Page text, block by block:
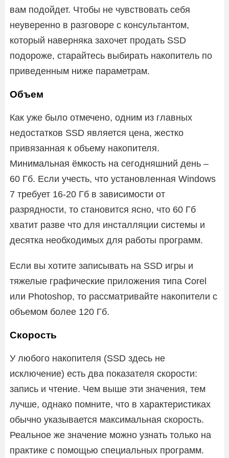
вам подойдет. Чтобы не чувствовать себя
неуверенно в разговоре с консультантом,
который наверняка захочет продать SSD
подороже, старайтесь выбирать накопитель по
приведенным ниже параметрам.
Объем
Как уже было отмечено, одним из главных
недостатков SSD является цена, жестко
привязанная к объему накопителя.
Минимальная ёмкость на сегодняшний день –
60 Гб. Если учесть, что установленная Windows
7 требует 16-20 Гб в зависимости от
разрядности, то становится ясно, что 60 Гб
хватит разве что для инсталляции системы и
десятка необходимых для работы программ.
Если вы хотите записывать на SSD игры и
тяжелые графические приложения типа Corel
или Photoshop, то рассматривайте накопители с
объемом более 120 Гб.
Скорость
У любого накопителя (SSD здесь не
исключение) есть два показателя скорости:
запись и чтение. Чем выше эти значения, тем
лучше, однако помните, что в характеристиках
обычно указывается максимальная скорость.
Реальное же значение можно узнать только на
практике с помощью специальных программ.